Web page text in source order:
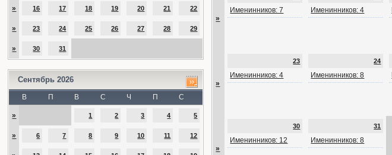
» 16 17 18 19 20 21 22
» 23 24 25 26 27 28 29
» 30 31
Сентябрь 2026
В П В С Ч П С
» 1 2 3 4 5
» 6 7 8 9 10 11 12
»
Именинников: 7 Именинников: 4
»
23
Именинников: 4
24
Именинников: 8
»
30
Именинников: 12
31
Именинников: 8